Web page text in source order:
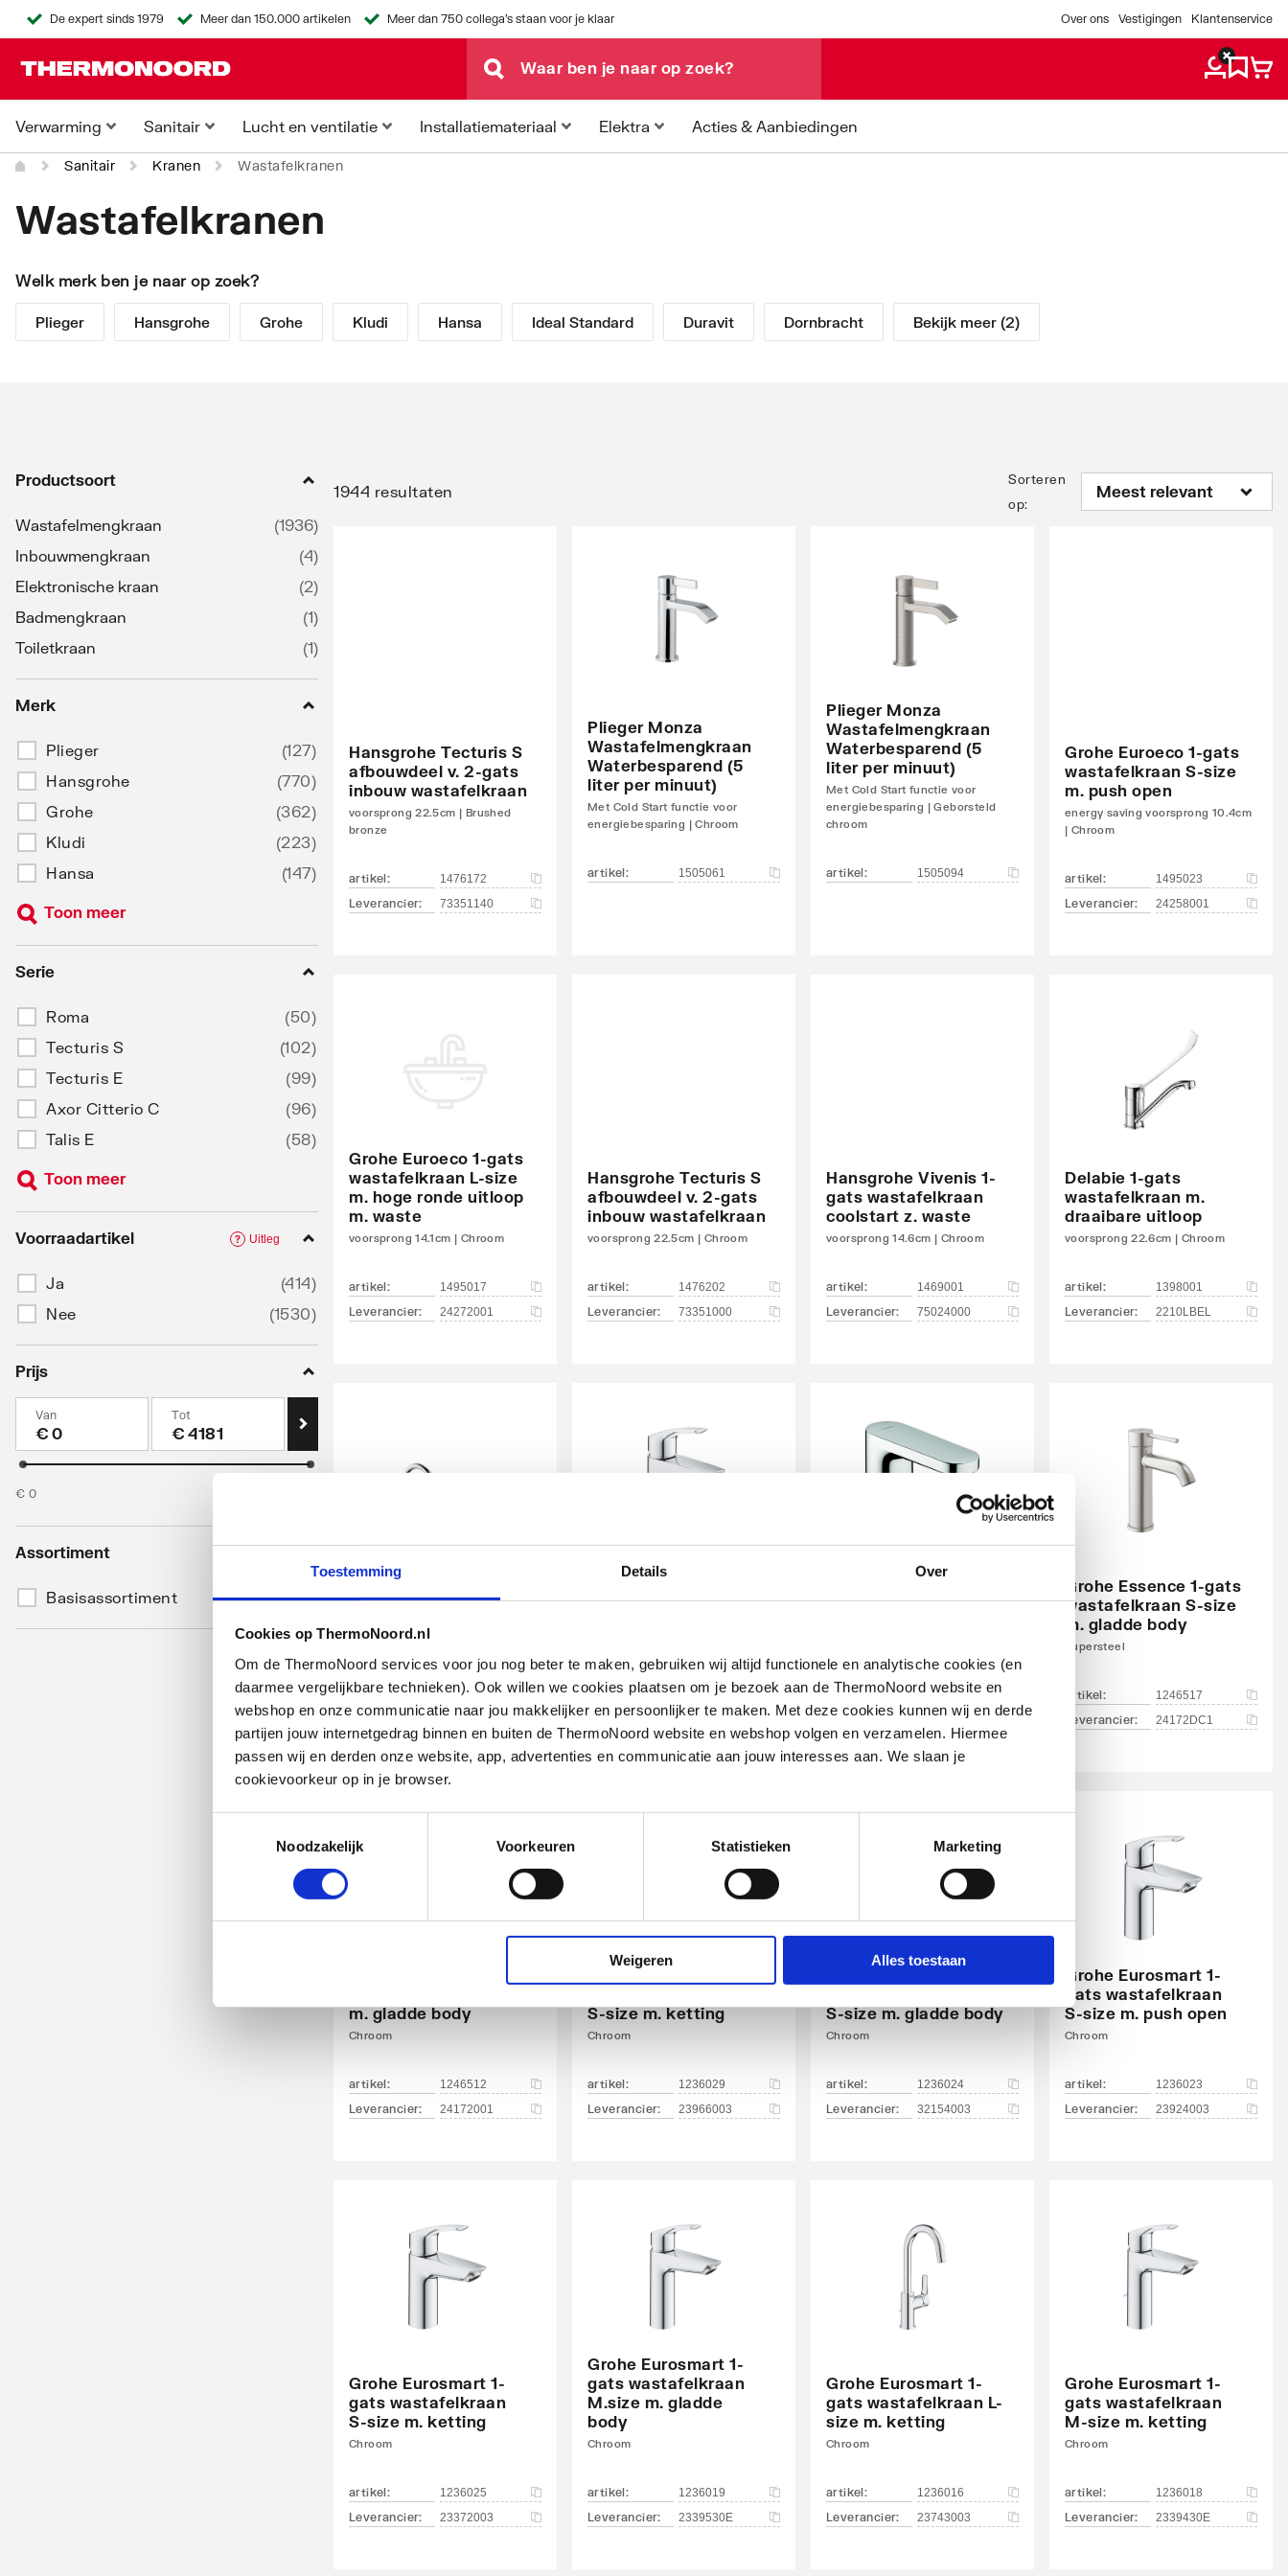
Toestemming Details Over
Cookies op ThermoNoord.nl
Om de ThermoNoord services voor jou nog beter te maken, gebruiken wij altijd functionele en analytische cookies (en
daarmee vergelijkbare technieken). Ook willen we cookies plaatsen om je bezoek aan de ThermoNoord website en
webshop en onze communicatie naar jou makkelijker en persoonlijker te maken. Met deze cookies kunnen wij en derde
partijen jouw internetgedrag binnen en buiten de ThermoNoord website en webshop volgen en verzamelen. Hiermee
passen wij en derden onze website, app, advertenties en communicatie aan jouw interesses aan. We slaan je
cookievoorkeur op in je browser.
Noodzakelijk
Voorkeuren Statistieken Marketing
Weigeren Alles toestaan
De expert sinds 1979 Meer dan 150.000 artikelen Meer dan 750 collega's staan voor je klaar Over ons Vestigingen Klantenservice
Verwarming Sanitair Lucht en ventilatie Installatiemateriaal Elektra Acties & Aanbiedingen
Sanitair Kranen Wastafelkranen
Wastafelkranen
Welk merk ben je naar op zoek?
Plieger Hansgrohe Grohe Kludi Hansa Ideal Standard Duravit Dornbracht Bekijk meer (2)
Productsoort
Wastafelmengkraan (1936)
Inbouwmengkraan
(4)
Elektronische kraan
(2)
Badmengkraan
(1)
Toiletkraan
(1)
Merk
Plieger (127)
Hansgrohe
(770)
Grohe
(362)
Kludi
(223)
Hansa
(147)
Toon meer
Serie
Roma (50)
Tecturis S
(102)
Tecturis E
(99)
Axor Citterio C
(96)
Talis E
(58)
Toon meer
Voorraadartikel
Ja (414)
Nee
(1530)
? Uitleg
Prijs
Van
€
Tot
€
€ 0
Assortiment
Basisassortiment (1944)
1944 resultaten
Sorteren
op:
Hansgrohe Tecturis S
afbouwdeel v. 2-gats
inbouw wastafelkraan
voorsprong 22.5cm | Brushed
bronze
artikel: 1476172
Leverancier: 73351140
Plieger Monza
Wastafelmengkraan
Waterbesparend (5
liter per minuut)
Met Cold Start functie voor
energiebesparing | Chroom
artikel: 1505061
Plieger Monza
Wastafelmengkraan
Waterbesparend (5
liter per minuut)
Met Cold Start functie voor
energiebesparing | Geborsteld
chroom
artikel: 1505094
Grohe Euroeco 1-gats
wastafelkraan S-size
m. push open
energy saving voorsprong 10.4cm
| Chroom
artikel: 1495023
Leverancier: 24258001
Grohe Euroeco 1-gats
wastafelkraan L-size
m. hoge ronde uitloop
m. waste
voorsprong 14.1cm | Chroom
artikel: 1495017
Leverancier: 24272001
Hansgrohe Tecturis S
afbouwdeel v. 2-gats
inbouw wastafelkraan
voorsprong 22.5cm | Chroom
artikel: 1476202
Leverancier: 73351000
Hansgrohe Vivenis 1-
gats wastafelkraan
coolstart z. waste
voorsprong 14.6cm | Chroom
artikel: 1469001
Leverancier: 75024000
Delabie 1-gats
wastafelkraan m.
draaibare uitloop
voorsprong 22.6cm | Chroom
artikel: 1398001
Leverancier: 2210LBEL
Hansgrohe Rebris S 1-
gats wastafelkraan
210 m. draaibare
uitloop m. waste
artikel : 1345037
Leverancier: 72536000
Grohe Eurosmart 1-
wastafelmengkraan
artikel 1321103
Leverancier: 24192003
Elektronisch
artikel : 1259148
Leverancier 71503000
Grohe Essence 1-gats
wastafelkraan S-size
m. gladde body
Supersteel
artikel: 1246517
Leverancier: 24172DC1
m. gladde body
Chroom
artikel: 1246512
Leverancier: 24172001
Grohe Eurosmart 1-
S-size m. ketting
Chroom
artikel: 1236029
Leverancier: 23966003
S-size m. gladde body
Chroom
artikel: 1236024
Leverancier: 32154003
Grohe Eurosmart 1-
gats wastafelkraan
S-size m. push open
Chroom
artikel: 1236023
Leverancier: 23924003
Grohe Eurosmart 1-
gats wastafelkraan
S-size m. ketting
Chroom
artikel: 1236025
Leverancier: 23372003
Grohe Eurosmart 1-
gats wastafelkraan
M.size m. gladde
body
Chroom
artikel: 1236019
Leverancier: 2339530E
Grohe Eurosmart 1-
gats wastafelkraan L-
size m. ketting
Chroom
artikel: 1236016
Leverancier: 23743003
Grohe Eurosmart 1-
gats wastafelkraan
M-size m. ketting
Chroom
artikel: 1236018
Leverancier: 2339430E